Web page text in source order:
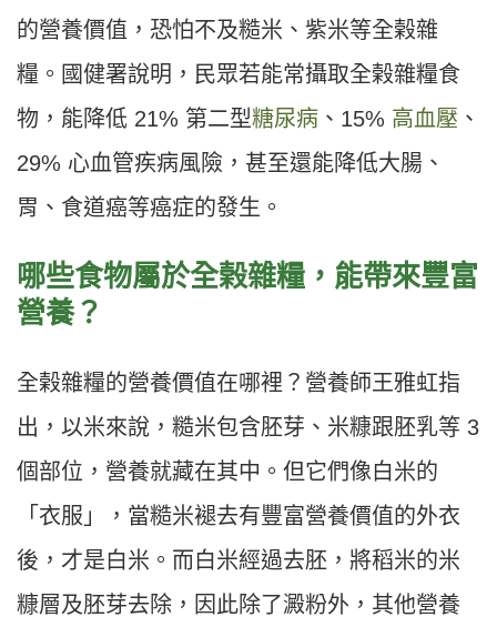
的營養價值，恐怕不及糙米、紫米等全榖雜
糧。國健署說明，民眾若能常攝取全榖雜糧食
物，能降低 21% 第二型糖尿病 、15% 高血壓 、
29% 心血管疾病風險，甚至還能降低大腸、
胃、食道癌等癌症的發生。
哪些食物屬於全榖雜糧，能帶來豐富
營養？
全榖雜糧的營養價值在哪裡？營養師王雅虹指
出，以米來說，糙米包含胚芽、米糠跟胚乳等 3
個部位，營養就藏在其中。但它們像白米的
「衣服」，當糙米褪去有豐富營養價值的外衣
後，才是白米。而白米經過去胚，將稻米的米
糠層及胚芽去除，因此除了澱粉外，其他營養